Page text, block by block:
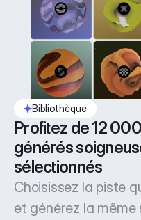
Bibliothèque
Profitez de 12
générés
sélectionnés
Choisissez la piste
et générez la même